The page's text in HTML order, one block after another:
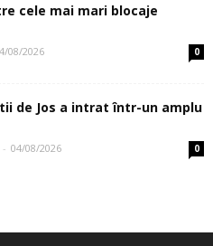
cele mai mari blocaje
08/2026 0
de Jos a intrat într-un amplu
- 04/08/2026 0